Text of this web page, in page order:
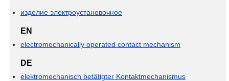
изделие электроустановочное
EN
electromechanically operated contact mechanism
DE
elektromechanisch betätigter Kontaktmechanismus